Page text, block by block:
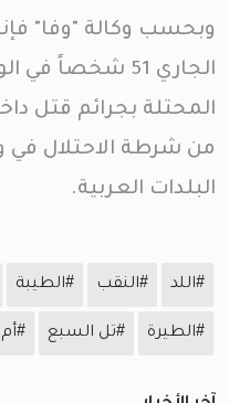
وبحسب وكالة "وفا"
الجاري 51
المحتلة بجرائم قتل
من شرطة الاحتلال في
البلدات العربية.
#اللد #النقب #الطيبة
#الطيرة #تل السبع